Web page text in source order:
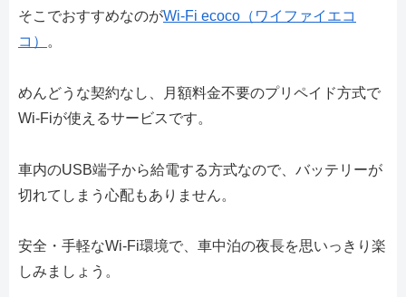
そこでおすすめなのがWi-Fi ecoco（ワイファイエコ
コ）
。
めんどうな契約なし、月額料金不要のプリペイド方式で
Wi-Fiが使えるサービスです。
車内のUSB端子から給電する方式なので、バッテリーが
切れてしまう心配もありません。
安全・手軽なWi-Fi環境で、車中泊の夜長を思いっきり楽
しみましょう。